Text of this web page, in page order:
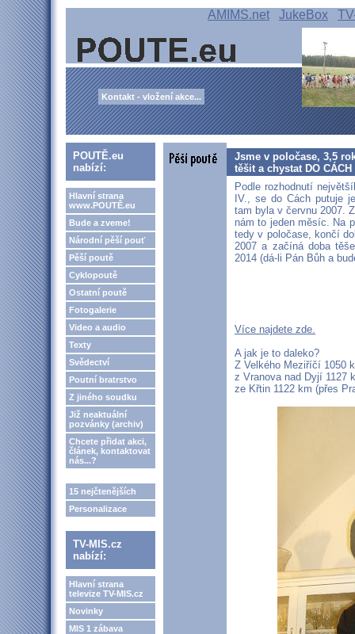
AMIMS.net JukeBox
Kontakt - vložení akce...
POUTĚ.eu
nabízí:
Hlavní strana
www.POUTĚ.eu
Bude a zveme!
Národní pěší pouť
Pěší poutě
Cyklopoutě
Ostatní poutě
Fotogalerie
Video a audio
Texty
Svědectví
Poutní bratrstvo
Z jiného soudku
Již neaktuální
pozvánky (archiv)
Chcete přidat akci,
článek, kontaktovat
nás...?
15 nejčtenějších
Personalizace
TV-MIS.cz
nabízí:
Hlavní strana
televize TV-MIS.cz
Novinky
MIS 1 zábava
Jsme v poločase, 3,5
těšit a chystat DO CÁCH
Podle rozhodnutí
IV., se do Cách putuje
tam byla v červnu 2007.
nám to jeden měsíc. Na
tedy v poločase, končí
2007 a začíná doba
2014 (dá-li Pán Bůh a
Více najdete zde.
A jak je to daleko?
Z Velkého Meziříčí 1050
z Vranova nad Dyjí 1127
ze Křtin 1122 km (přes